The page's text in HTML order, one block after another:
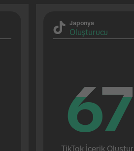
Japonya
Oluşturucu
67
67
TikTok İçerik